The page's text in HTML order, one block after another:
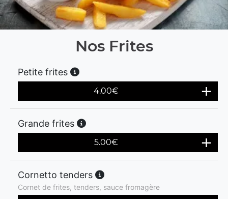
Nos Frites
Petite frites
4.00€
Grande frites
5.00€
Cornetto tenders
Cornet de frites, tenders, sauce fromagère